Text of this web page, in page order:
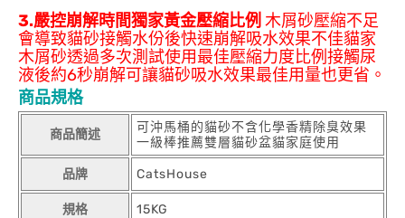
3.嚴控崩解時間獨家黃金壓縮比例 木屑砂壓縮不足
會導致貓砂接觸水份後快速崩解吸水效果不佳貓家
木屑砂透過多次測試使用最佳壓縮力度比例接觸尿
液後約6秒崩解可讓貓砂吸水效果最佳用量也更省。
商品規格
商品簡述
可沖馬桶的貓砂不含化學香精除臭效果
一級棒推薦雙層貓砂盆貓家庭使用
品牌 CatsHouse
規格 15KG